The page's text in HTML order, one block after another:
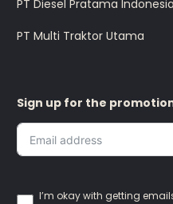
PT Diesel Pratama Indonesia
PT Multi Traktor Utama
Sign up for the
I’m okay with getting